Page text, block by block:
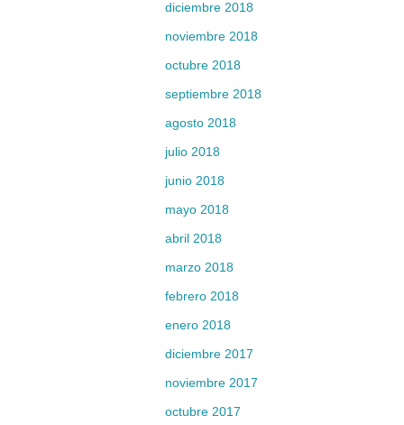
diciembre 2018
noviembre 2018
octubre 2018
septiembre 2018
agosto 2018
julio 2018
junio 2018
mayo 2018
abril 2018
marzo 2018
febrero 2018
enero 2018
diciembre 2017
noviembre 2017
octubre 2017